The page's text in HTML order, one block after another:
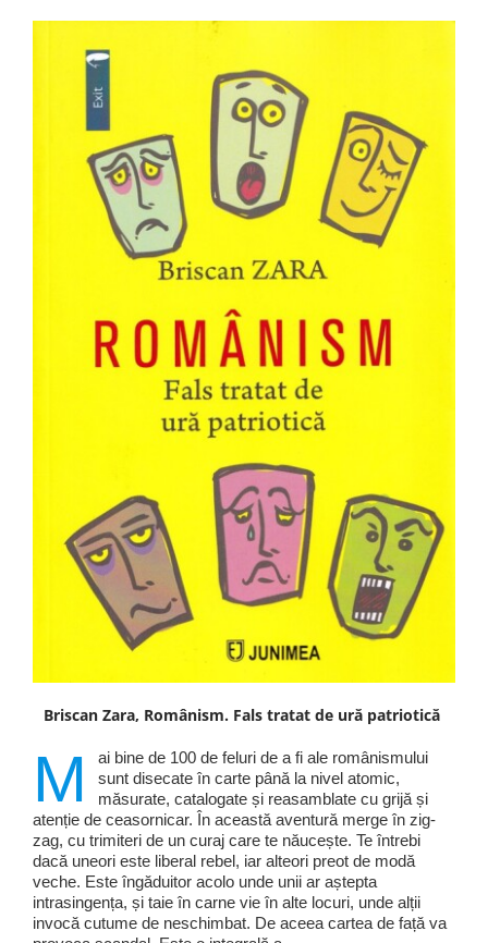
Briscan Zara, Românism. Fals tratat de ură patriotică
M
ai bine de 100 de feluri de a fi ale românismului
sunt disecate în carte până la nivel atomic,
măsurate, catalogate și reasamblate cu grijă și
atenție de ceasornicar. În această aventură merge în zig-
zag, cu trimiteri de un curaj care te năucește. Te întrebi
dacă uneori este liberal rebel, iar alteori preot de modă
veche. Este îngăduitor acolo unde unii ar aștepta
intrasingența, și taie în carne vie în alte locuri, unde alții
invocă cutume de neschimbat. De aceea cartea de față va